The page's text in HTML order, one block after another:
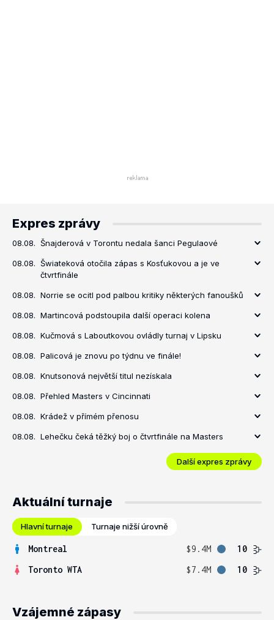
Expres zprávy
08.08. Šnajderová v Torontu nedala šanci Pegulaové
08.08. Šwiateková otočila zápas s Kosťukovou a je ve
čtvrtfinále
08.08. Norrie se ocitl pod palbou kritiky některých fanoušků
08.08. Martincová podstoupila další operaci kolena
08.08. Kučmová s Laboutkovou ovládly turnaj v Lipsku
08.08. Palicová je znovu po týdnu ve finále!
08.08. Knutsonová největší titul nezískala
08.08. Přehled Masters v Cincinnati
08.08. Krádež v přímém přenosu
08.08. Lehečku čeká těžký boj o čtvrtfinále na Masters
Další expres zprávy
Aktuální turnaje
Hlavní turnaje Turnaje nižší úrovně
Montreal $9.4M
10
Toronto WTA
$7.4M 10
Vzájemné zápasy